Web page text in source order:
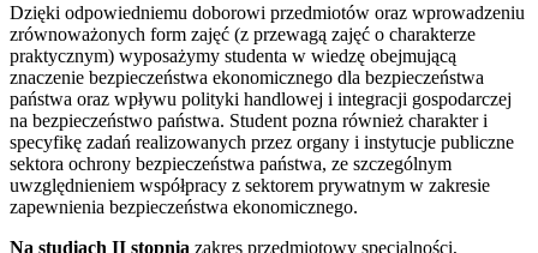
Dzięki odpowiedniemu doborowi przedmiotów oraz wprowadzeniu
zrównoważonych form zajęć (z przewagą zajęć o charakterze
praktycznym) wyposażymy studenta w wiedzę obejmującą
znaczenie bezpieczeństwa ekonomicznego dla bezpieczeństwa
państwa oraz wpływu polityki handlowej i integracji gospodarczej
na bezpieczeństwo państwa. Student pozna również charakter i
specyfikę zadań realizowanych przez organy i instytucje publiczne
sektora ochrony bezpieczeństwa państwa, ze szczególnym
uwzględnieniem współpracy z sektorem prywatnym w zakresie
zapewnienia bezpieczeństwa ekonomicznego.
Na studiach II stopnia zakres przedmiotowy specjalności,